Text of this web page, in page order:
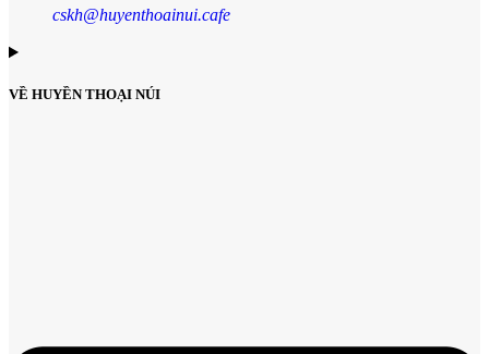
cskh@huyenthoainui.cafe
VỀ HUYỀN THOẠI NÚI